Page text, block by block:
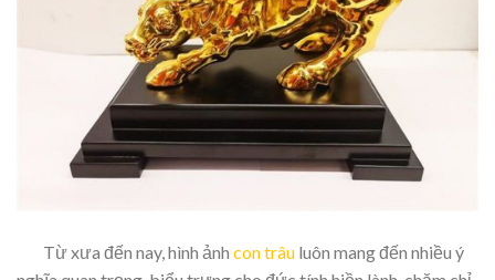
Từ xưa đến nay, hình ảnh con trâu luôn mang đến nhiều ý